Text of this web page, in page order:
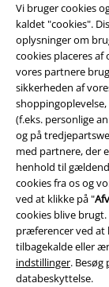
Vi bruger cookies
kaldet "cookies".
oplysninger om
cookies placeres
vores partnere
sikkerheden af
(f.eks. personlige
og på
med partnere, der
henhold til
cookies fra os og
ved at klikke på "
cookies blive
præferencer ved at
tilbagekalde eller
indstillinger. Besøg
databeskyttelse.
Juridisk
Salgs-, medlems-
Om EMP Danmark
Persondatapolitik
Bortskaffelse af
Oplysninger om